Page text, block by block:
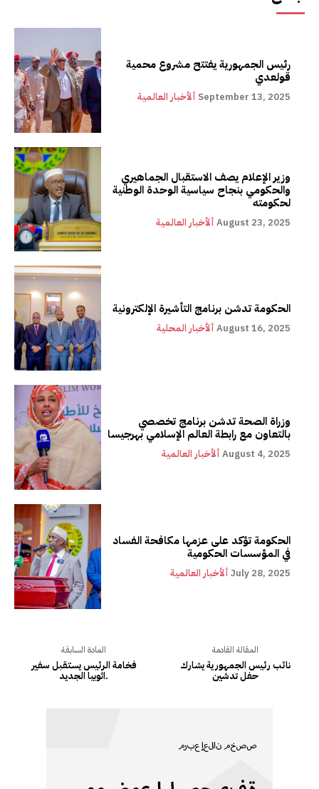
رئيس الجمهورية يفتتح مشروع محمية
قولعدي
ألأخبار العالمية September 13, 2025
وزير الإعلام يصف الاستقبال الجماهيري
والحكومي بنجاح سياسية الوحدة الوطنية
لحكومته
ألأخبار العالمية August 23, 2025
الحكومة تدشن برنامج التأشيرة الإلكترونية
ألأخبار المحلية August 16, 2025
وزراة الصحة تدشن برنامج تخصصي
بالتعاون مع رابطة العالم الإسلامي بهرجيسا
ألأخبار العالمية August 4, 2025
الحكومة تؤكد على عزمها مكافحة الفساد
في المؤسسات الحكومية
ألأخبار العالمية July 28, 2025
المادة السابقة
فخامة الرئيس يستقبل سفير
اثوبيا الجديد.
المقالة القادمة
نائب رئيس الجمهورية يشارك
حفل تدشين